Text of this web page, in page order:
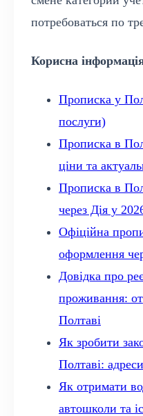
потребоваться по
Корисна
Прописка у
послуги)
Прописка в
ціни та
Прописка в
через Дія у
Офіційна
оформлення
Довідка про
проживання:
Полтаві
Як зробити
Полтаві:
Як отримати
автошколи та